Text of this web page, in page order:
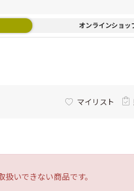
オンラインショッ
マイリスト
いできない商品です。